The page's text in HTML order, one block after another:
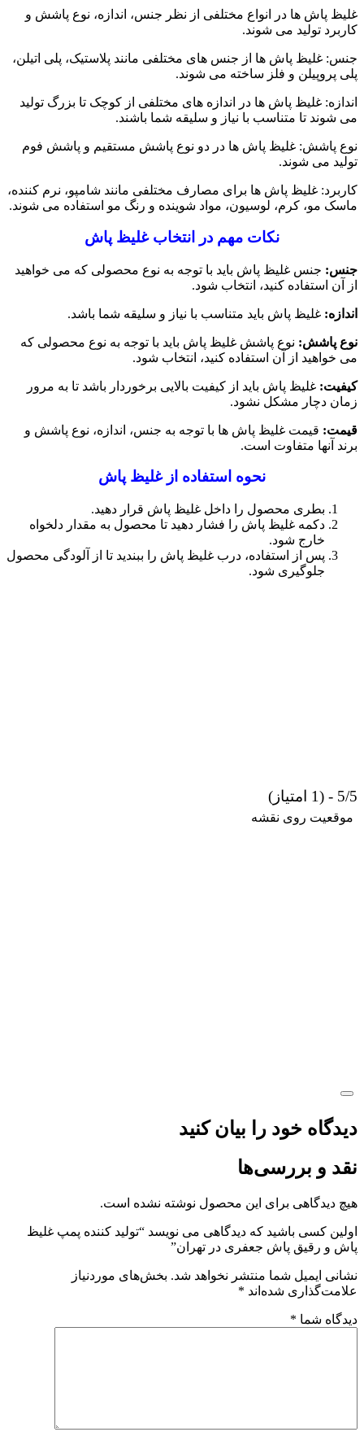
غلیظ پاش ها در انواع مختلفی از نظر جنس، اندازه، نوع پاشش و
کاربرد تولید می شوند.
جنس: غلیظ پاش ها از جنس های مختلفی مانند پلاستیک، پلی اتیلن،
پلی پروپیلن و فلز ساخته می شوند.
اندازه: غلیظ پاش ها در اندازه های مختلفی از کوچک تا بزرگ تولید
می شوند تا متناسب با نیاز و سلیقه شما باشند.
نوع پاشش: غلیظ پاش ها در دو نوع پاشش مستقیم و پاشش فوم
تولید می شوند.
کاربرد: غلیظ پاش ها برای مصارف مختلفی مانند شامپو، نرم کننده،
ماسک مو، کرم، لوسیون، مواد شوینده و رنگ مو استفاده می شوند.
نکات مهم در انتخاب غلیظ پاش
جنس:جنس غلیظ پاش باید با توجه به نوع محصولی که می خواهید
از آن استفاده کنید، انتخاب شود.
اندازه:غلیظ پاش باید متناسب با نیاز و سلیقه شما باشد.
نوع پاشش:نوع پاشش غلیظ پاش باید با توجه به نوع محصولی که
می خواهید از آن استفاده کنید، انتخاب شود.
کیفیت:غلیظ پاش باید از کیفیت بالایی برخوردار باشد تا به مرور
زمان دچار مشکل نشود.
قیمت:قیمت غلیظ پاش ها با توجه به جنس، اندازه، نوع پاشش و
برند آنها متفاوت است.
نحوه استفاده از غلیظ پاش
بطری محصول را داخل غلیظ پاش قرار دهید.
دکمه غلیظ پاش را فشار دهید تا محصول به مقدار دلخواه
خارج شود.
پس از استفاده، درب غلیظ پاش را ببندید تا از آلودگی محصول
جلوگیری شود.
5/5 - (1 امتیاز)
موقعیت روی نقشه
دیدگاه خود را بیان کنید
نقد و بررسی‌ها
هیچ دیدگاهی برای این محصول نوشته نشده است.
اولین کسی باشید که دیدگاهی می نویسد “تولید کننده پمپ غلیظ
پاش و رقیق پاش جعفری در تهران”
نشانی ایمیل شما منتشر نخواهد شد. بخش‌های موردنیاز
علامت‌گذاری شده‌اند *
دیدگاه شما *